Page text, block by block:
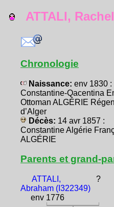
ATTALI,
Chronologie
Naissance: env 1830 :
Constantine-Qacentina
Ottoman ALGÉRIE
d’Alger
Décès: 14 avr 1857 :
Constantine Algérie
ALGÉRIE
Parents et grand-
ATTALI,
Abraham (I322349)
env 1776
?